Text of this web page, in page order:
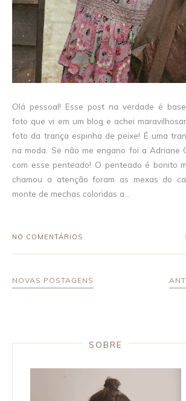
Olá pessoal! Esse post na verdade é
foto que vi em um blog e achei
foto da trança espinha de peixe! É uma
na moda. Se não me engano foi a Adriane
com esse penteado! O penteado é bonito
chamou a atenção foram as mexas do
monte de mechas coloridas a...
NO COMENTÁRIOS
NOVAS POSTAGENS
SOBRE